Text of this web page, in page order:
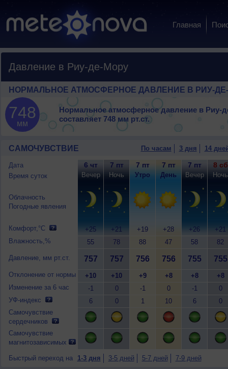
Главная
Давление в Риу-де-Мору
НОРМАЛЬНОЕ АТМОСФЕРНОЕ ДАВЛЕНИЕ В РИУ-
748
мм
Нормальное атмосферное давление в Риу-
составляет 748 мм рт.ст.
САМОЧУВСТВИЕ По часам 3 дня 14
Дата
Время суток
Облачность
Погодные явления
Комфорт,°C
Влажность,%
Давление, мм рт.ст.
Отклонение от нормы
Изменение за 6 час
УФ-индекс
Самочувствие
сердечников
Самочувствие
магнитозависимых
6 чт
Вечер
+25
55
757
+10
-1
6
7 пт
Ночь
+21
78
757
+10
0
0
7 пт
Утро
+19
88
756
+9
-1
1
7 пт
День
+28
47
756
+8
0
10
7 пт
Вечер
+26
58
755
+8
-1
6
8 сб
Ночь
+21
82
755
+8
0
0
Быстрый переход на 1-3 дня 3-5 дней 5-7 дней 7-9 дней